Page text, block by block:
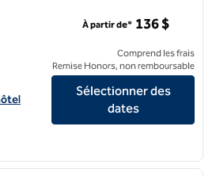
Hilton Grand Vacations Club sur le Strip
À partir de* 136 $
Comprend les frais
Remise Honors, non remboursable
Sélectionner des
dates